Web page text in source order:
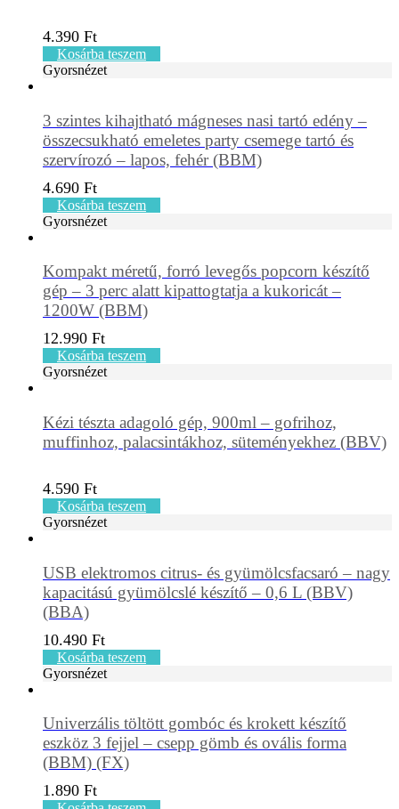
4.390 Ft
Kosárba teszem
Gyorsnézet
3 szintes kihajtható mágneses nasi tartó edény –
összecsukható emeletes party csemege tartó és
szervírozó – lapos, fehér (BBM)
4.690 Ft
Kosárba teszem
Gyorsnézet
Kompakt méretű, forró levegős popcorn készítő
gép – 3 perc alatt kipattogtatja a kukoricát –
1200W (BBM)
12.990 Ft
Kosárba teszem
Gyorsnézet
Kézi tészta adagoló gép, 900ml – gofrihoz,
muffinhoz, palacsintákhoz, süteményekhez (BBV)
4.590 Ft
Kosárba teszem
Gyorsnézet
USB elektromos citrus- és gyümölcsfacsaró – nagy
kapacitású gyümölcslé készítő – 0,6 L (BBV)
(BBA)
10.490 Ft
Kosárba teszem
Gyorsnézet
Univerzális töltött gombóc és krokett készítő
eszköz 3 fejjel – csepp gömb és ovális forma
(BBM) (FX)
1.890 Ft